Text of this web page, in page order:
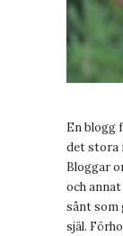
En blogg
det stora
Bloggar
och
sånt som
själ.